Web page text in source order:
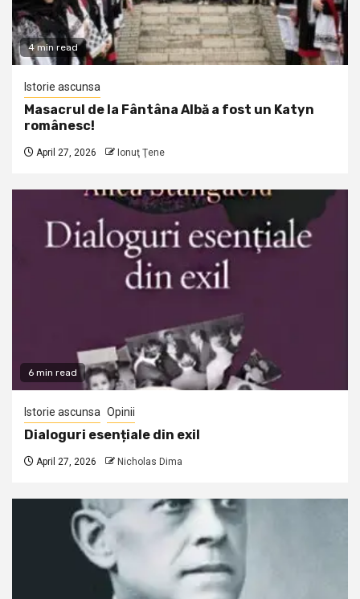
4 min read
Istorie ascunsa
Masacrul de la Fântâna Albă a fost un Katyn
românesc!
April 27, 2026 Ionuţ Ţene
6 min read
Istorie ascunsa Opinii
Dialoguri esențiale din exil
April 27, 2026 Nicholas Dima